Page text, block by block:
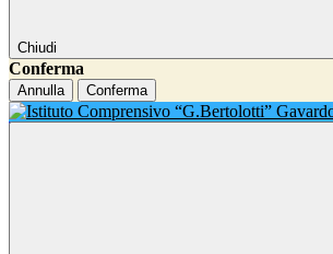
Chiudi
Conferma
Annulla Conferma